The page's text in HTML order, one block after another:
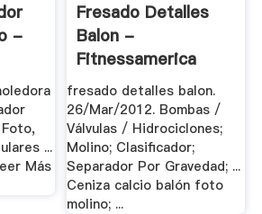
-
...
Más
Fresado Detalles
Balon -
Fitnessamerica
fresado detalles balon.
26/Mar/2012. Bombas /
Válvulas / Hidrociclones;
Molino; Clasificador;
Separador Por Gravedad; ...
Ceniza calcio balón foto
molino; ...